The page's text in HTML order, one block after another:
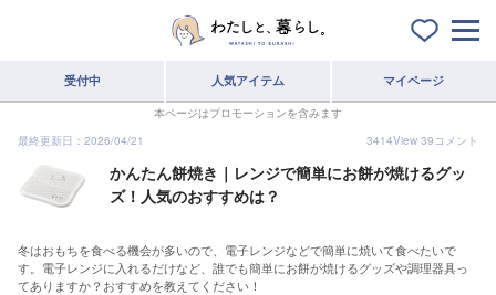
受付中 人気アイテム マイページ
本ページはプロモーションを含みます
最終更新日：2026/04/21
3414View 39コメント
かんたん餅焼き｜レンジで簡単にお餅が焼けるグッ
ズ！人気のおすすめは？
冬はおもちを食べる機会が多いので、電子レンジなどで簡単に焼いて食べたいで
す。電子レンジに入れるだけなど、誰でも簡単にお餅が焼けるグッズや調理器具っ
てありますか？おすすめを教えてください！